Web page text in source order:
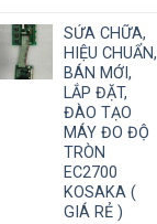
SỬA CHỮA,
HIỆU CHUẨN,
BÁN MỚI,
LẮP ĐẶT,
ĐÀO TẠO
MÁY ĐO ĐỘ
TRÒN
EC2700
KOSAKA (
GIÁ RẺ )